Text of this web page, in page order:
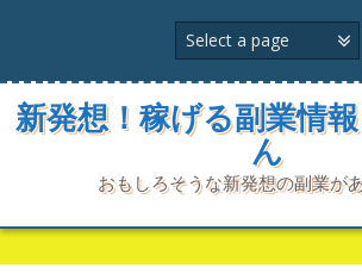
ン
プ
新発想！稼げる副業情
ん
おもしろそうな新発想の副業が